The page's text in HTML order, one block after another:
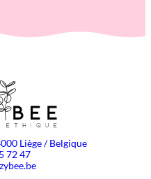
Liège / Belgique
72 47